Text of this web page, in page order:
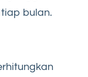
bulan.